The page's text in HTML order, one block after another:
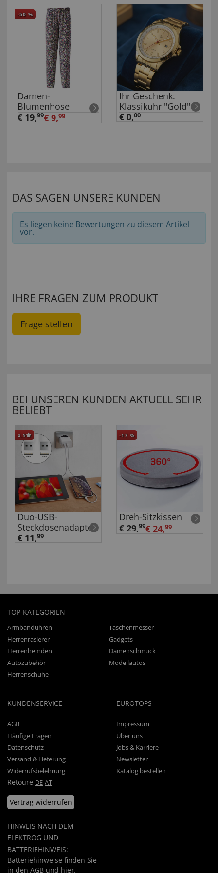
-50 %
Damen-
Blumenhose
€ 19,99€ 9,99
Ihr Geschenk:
Klassikuhr "Gold"
€ 0,00
DAS SAGEN UNSERE KUNDEN
Es liegen keine Bewertungen zu diesem Artikel
vor.
IHRE FRAGEN ZUM PRODUKT
Frage stellen
BEI UNSEREN KUNDEN AKTUELL SEHR
BELIEBT
4,5
Duo-USB-
Steckdosenadapter
€ 11,99
-17 %
Dreh-Sitzkissen
€ 29,99€ 24,99
TOP-KATEGORIEN
Armbanduhren
Taschenmesser
Herrenrasierer
Gadgets
Herrenhemden
Damenschmuck
Autozubehör
Modellautos
Herrenschuhe
KUNDENSERVICE
AGB
Häufige Fragen
Datenschutz
Versand & Lieferung
Widerrufsbelehrung
Retoure DE AT
Vertrag widerrufen
HINWEIS NACH DEM
ELEKTROG UND
BATTERIEHINWEIS:
Batteriehinweise finden Sie
in den AGB und hier.
EUROTOPS
Impressum
Über uns
Jobs & Karriere
Newsletter
Katalog bestellen